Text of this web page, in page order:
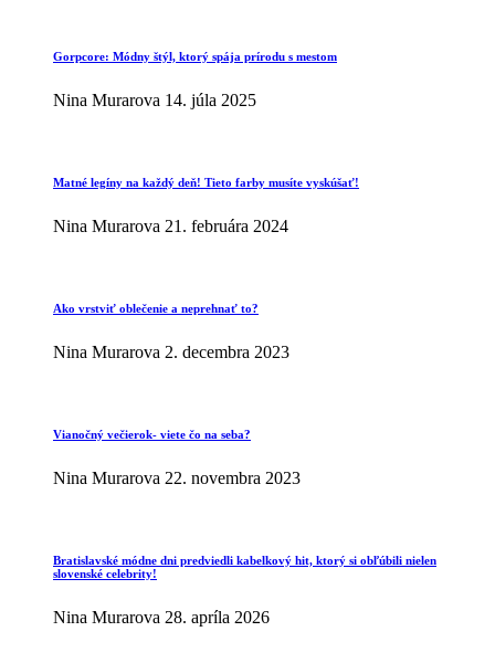
Gorpcore: Módny štýl, ktorý spája prírodu s mestom
Nina Murarova 14. júla 2025
Matné legíny na každý deň! Tieto farby musíte vyskúšať!
Nina Murarova 21. februára 2024
Ako vrstviť oblečenie a neprehnať to?
Nina Murarova 2. decembra 2023
Vianočný večierok- viete čo na seba?
Nina Murarova 22. novembra 2023
Bratislavské módne dni predviedli kabelkový hit, ktorý si obľúbili nielen
slovenské celebrity!
Nina Murarova 28. apríla 2026